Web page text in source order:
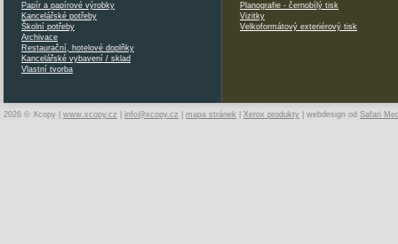
Papír a papírové výrobky
Kancelářské potřeby
Školní potřeby
Archivace
Restaurační, hotelové doplňky
Kancelářské vybavení / sklad
Vlastní tvorba
Planografie - černobílý tisk
Vizitky
Velkoformátový exteriérový tisk
2026 © Xcopy | www.xcopy.cz info@xcopy.cz mapa stránek Xerox produkty | webdesign od Safari